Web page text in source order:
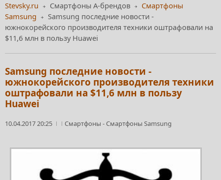
Stevsky.ru Смартфоны А-брендов
Смартфоны
Samsung
Samsung последние новости -
южнокорейского производителя техники оштрафовали на
$11,6 млн в пользу Huawei
Samsung последние новости -
южнокорейского производителя техники
оштрафовали на $11,6 млн в пользу
Huawei
10.04.2017 20:25 Смартфоны -Смартфоны Samsung